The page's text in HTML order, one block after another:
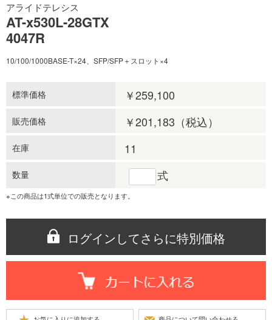
アライドテレシス
AT-x530L-28GTX
4047R
10/100/1000BASE-T×24、SFP/SFP＋スロット×4
標準価格 ￥259,100
販売価格 ￥201,183 （税込）
在庫 11
数量 式
※この商品は1式単位での販売となります。
ログインしてさらに特別価格